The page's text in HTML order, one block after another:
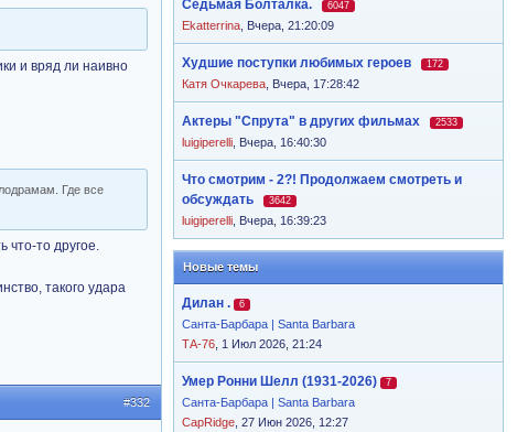
Седьмая Болталка. 6047
Ekatterrina Вчера, 21:20:09
Худшие поступки любимых героев 172
Катя Очкарева Вчера, 17:28:42
Актеры "Спрута" в других фильмах 2533
luigiperelli Вчера, 16:40:30
Что смотрим - 2?! Продолжаем смотреть и
обсуждать
3642
luigiperelli Вчера, 16:39:23
Новые темы
Дилан . 6
Санта-Барбара | Santa Barbara
ТА-76 , 1 Июл 2026, 21:24
Умер Ронни Шелл (1931-2026) 7
Санта-Барбара | Santa Barbara
CapRidge , 27 Июн 2026, 12:27
и вряд ли наивно
Где все
что-то другое.
такого удара
#332